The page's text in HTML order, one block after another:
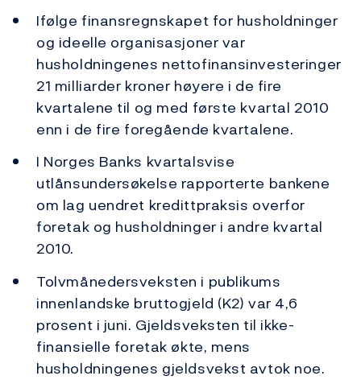
Ifølge finansregnskapet for husholdninger
og ideelle organisasjoner var
husholdningenes nettofinansinvesteringer
21 milliarder kroner høyere i de fire
kvartalene til og med første kvartal 2010
enn i de fire foregående kvartalene.
I Norges Banks kvartalsvise
utlånsundersøkelse rapporterte bankene
om lag uendret kredittpraksis overfor
foretak og husholdninger i andre kvartal
2010.
Tolvmånedersveksten i publikums
innenlandske bruttogjeld (K2) var 4,6
prosent i juni. Gjeldsveksten til ikke-
finansielle foretak økte, mens
husholdningenes gjeldsvekst avtok noe.